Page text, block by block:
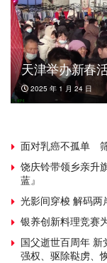
天津举办新春
2025 年 1 月 24 日
面对乳癌不孤单
饶庆铃带领乡亲升
蓝』
光影间穿梭 解码两
银养创新料理竞赛
国父逝世百周年
强权、驱除鞑虏、